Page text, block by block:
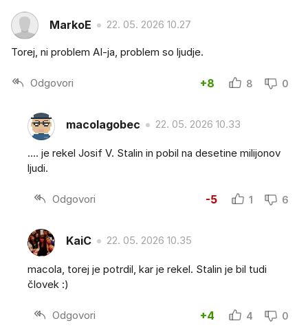
MarkoE 22. 05. 2026 10.27
Torej, ni problem AI-ja, problem so ljudje.
Odgovori +8 8 0
macolagobec 22. 05. 2026 10.33
.... je rekel Josif V. Stalin in pobil na desetine milijonov
ljudi.
Odgovori -5 1 6
KaiC 22. 05. 2026 10.35
macola, torej je potrdil, kar je rekel. Stalin je bil tudi
človek :)
Odgovori +4 4 0